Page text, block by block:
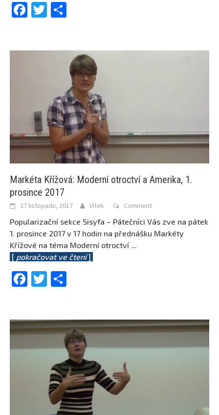
Facebook
Twitter
Markéta Křížová: Moderní otroctví a Amerika, 1.
prosince 2017
27 listopadu, 2017 Vítek Comment
Popularizační sekce Sisyfa – Pátečníci Vás zve na pátek
1. prosince 2017 v 17 hodin na přednášku Markéty
Křížové na téma Moderní otroctví ...
[ pokračovat ve čtení]
Facebook
Twitter